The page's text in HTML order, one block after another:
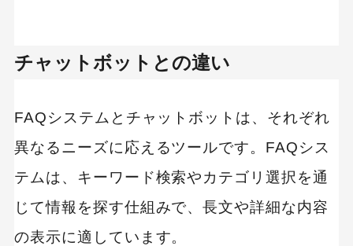
自社の課題に合ったFAQシステムを導入しよう
チャットボットとの違い
FAQシステムとチャットボットは、それぞれ
異なるニーズに応えるツールです。FAQシス
テムは、キーワード検索やカテゴリ選択を通
じて情報を探す仕組みで、長文や詳細な内容
の表示に適しています。